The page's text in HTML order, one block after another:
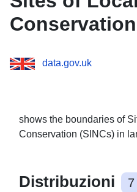
data.gov.uk
shows the boundaries of
Conservation (SINCs) in
Distribuzioni 7